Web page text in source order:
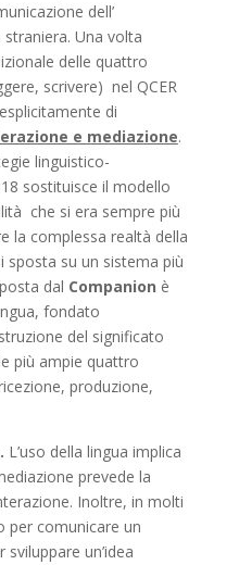
dell’
Una volta
delle quattro
scrivere) nel QCER
di
e mediazione.
linguistico-
sostituisce il modello
che si era sempre più
la complessa realtà della
sposta su un sistema più
dal Companion è
fondato
del significato
più ampie quattro
produzione,
L’uso della lingua implica
prevede la
Inoltre, in molti
per comunicare un
un’idea